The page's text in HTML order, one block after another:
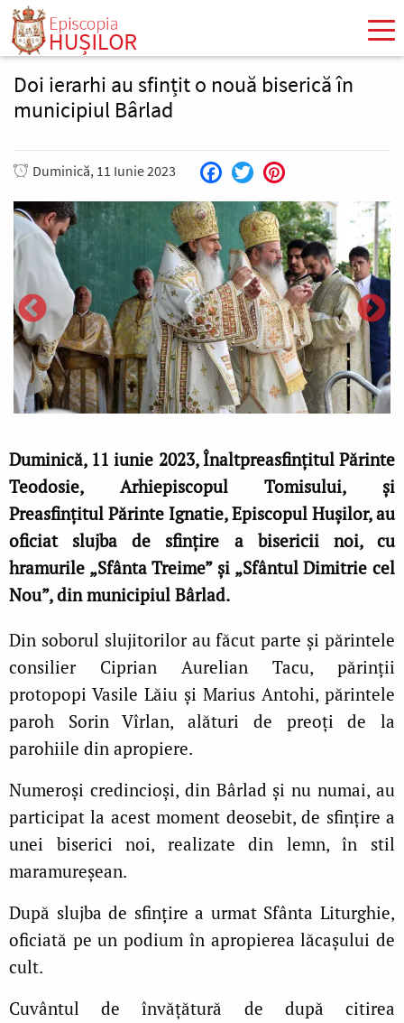
Mergi
conţinutul
principal
Doi ierarhi au sfințit o nouă biserică în
municipiul Bârlad
Duminică, 11 Iunie 2023 Facebook
Twitter
Duminică, 11 iunie 2023, Înaltpreasfințitul Părinte
Teodosie, Arhiepiscopul Tomisului, și
Preasfințitul Părinte Ignatie, Episcopul Hușilor, au
oficiat slujba de sfințire a bisericii noi, cu
hramurile „Sfânta Treime” și „Sfântul Dimitrie cel
Nou”, din municipiul Bârlad.
Din soborul slujitorilor au făcut parte și părintele
consilier Ciprian Aurelian Tacu, părinții
protopopi Vasile Lăiu și Marius Antohi, părintele
paroh Sorin Vîrlan, alături de preoți de la
parohiile din apropiere.
Numeroși credincioși, din Bârlad și nu numai, au
participat la acest moment deosebit, de sfințire a
unei biserici noi, realizate din lemn, în stil
maramureșean.
După slujba de sfințire a urmat Sfânta Liturghie,
oficiată pe un podium în apropierea lăcașului de
cult.
Cuvântul de învățătură de după citirea